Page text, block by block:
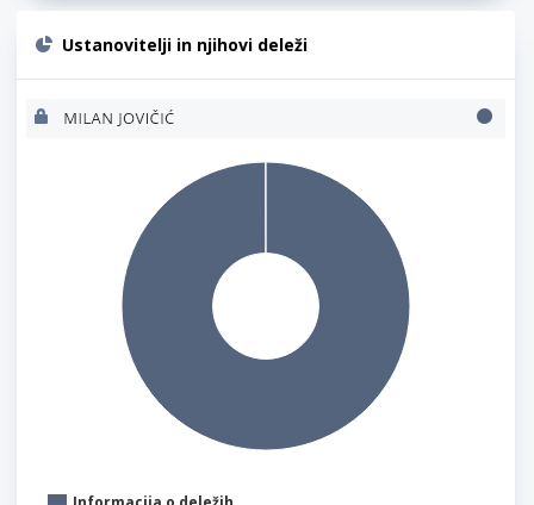
Ustanovitelji in njihovi deleži